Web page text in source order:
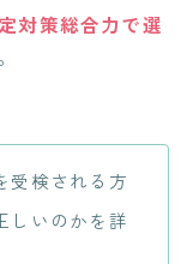
対策総合力で選
受検される方
しいのかを詳